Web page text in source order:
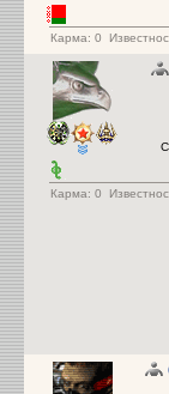
Карма: 0
Карма: 0